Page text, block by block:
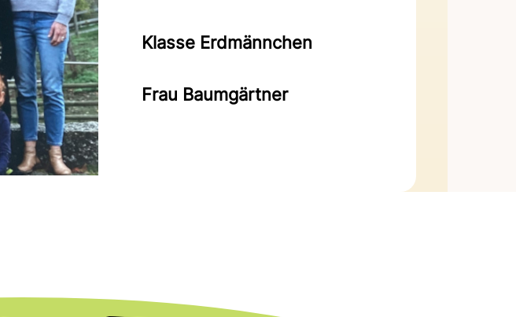
Klasse Erdmännchen
Frau Baumgärtner